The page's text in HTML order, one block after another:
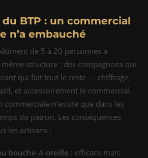
BTP : un commercial
n’a embauché
de 5 à 20 personnes a
structure : des compagnons qui
qui fait tout le reste — chiffrage,
et accessoirement le commercial.
commerciale n’existe que dans les
du patron. Les conséquences
les artisans :
bouche-à-oreille : efficace mais